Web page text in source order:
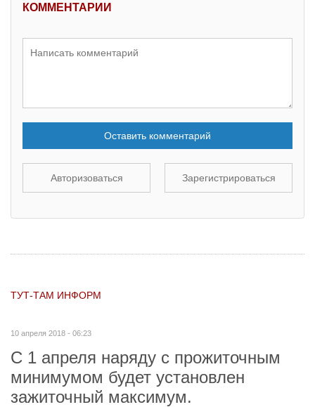
КОММЕНТАРИИ
Оставить комментарий
Авторизоваться Зарегистрироваться
ТУТ-ТАМ ИНФОРМ
10 апреля 2018 - 06:23
С 1 апреля наряду с прожиточным
минимумом будет установлен
зажиточный максимум.